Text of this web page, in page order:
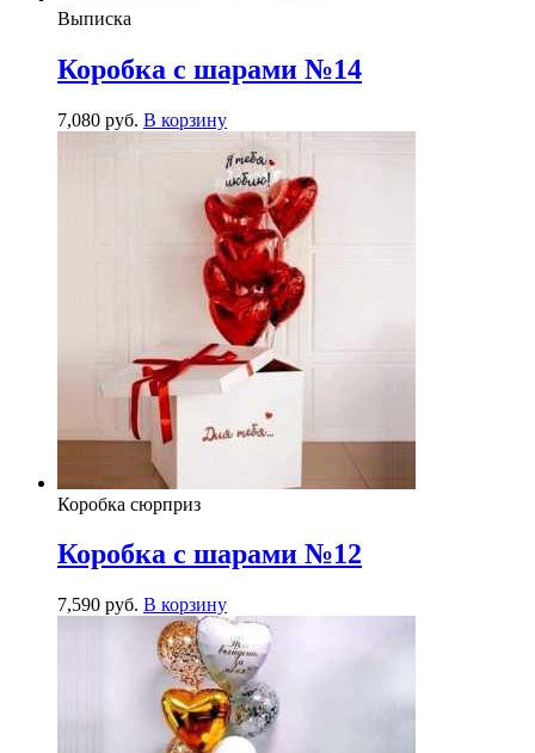
Выписка
Коробка с шарами №14
7,080 руб. В корзину
Коробка сюрприз
Коробка с шарами №12
7,590 руб. В корзину